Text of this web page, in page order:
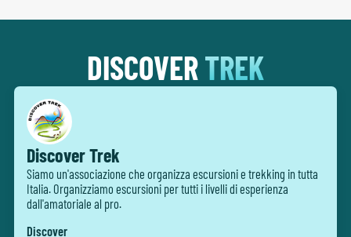
DISCOVERTREK
Discover Trek
Siamo un'associazione che organizza escursioni e trekking in tutta
Italia. Organizziamo escursioni per tutti i livelli di esperienza
dall'amatoriale al pro.
Discover